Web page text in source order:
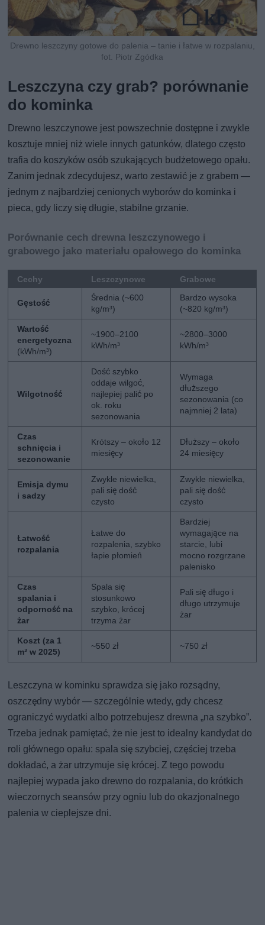
Drewno leszczyny gotowe do palenia – tanie i łatwe w rozpalaniu,
fot. Piotr Zgódka
Leszczyna czy grab? porównanie
do kominka
Drewno leszczynowe jest powszechnie dostępne i zwykle
kosztuje mniej niż wiele innych gatunków, dlatego często
trafia do koszyków osób szukających budżetowego opału.
Zanim jednak zdecydujesz, warto zestawić je z grabem —
jednym z najbardziej cenionych wyborów do kominka i
pieca, gdy liczy się długie, stabilne grzanie.
Porównanie cech drewna leszczynowego i
grabowego jako materiału opałowego do kominka
Cechy Leszczynowe Grabowe
Gęstość
Średnia (~600
kg/m³)
Bardzo wysoka
(~820 kg/m³)
Wartość
energetyczna
(kWh/m³)
~1900–2100
kWh/m³
~2800–3000
kWh/m³
Wilgotność
Dość szybko
oddaje wilgoć,
najlepiej palić po
ok. roku
sezonowania
Wymaga
dłuższego
sezonowania (co
najmniej 2 lata)
Czas
schnięcia i
sezonowanie
Krótszy – około 12
miesięcy
Dłuższy – około
24 miesięcy
Emisja dymu
i sadzy
Zwykle niewielka,
pali się dość
czysto
Zwykle niewielka,
pali się dość
czysto
Łatwość
rozpalania
Łatwe do
rozpalenia, szybko
łapie płomień
Bardziej
wymagające na
starcie, lubi
mocno rozgrzane
palenisko
Czas
spalania i
odporność na
żar
Spala się
stosunkowo
szybko, krócej
trzyma żar
Pali się długo i
długo utrzymuje
żar
Koszt (za 1
m³ w 2025)
~550 zł ~750 zł
Leszczyna w kominku sprawdza się jako rozsądny,
oszczędny wybór — szczególnie wtedy, gdy chcesz
ograniczyć wydatki albo potrzebujesz drewna „na szybko”.
Trzeba jednak pamiętać, że nie jest to idealny kandydat do
roli głównego opału: spala się szybciej, częściej trzeba
dokładać, a żar utrzymuje się krócej. Z tego powodu
najlepiej wypada jako drewno do rozpalania, do krótkich
wieczornych seansów przy ogniu lub do okazjonalnego
palenia w cieplejsze dni.